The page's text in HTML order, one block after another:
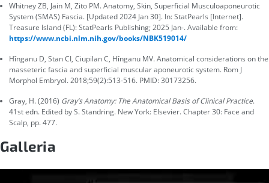
Whitney ZB, Jain M, Zito PM. Anatomy, Skin, Superficial Musculoaponeurotic
System (SMAS) Fascia. [Updated 2024 Jan 30]. In: StatPearls [Internet].
Treasure Island (FL): StatPearls Publishing; 2025 Jan-. Available from:
https://www.ncbi.nlm.nih.gov/books/NBK519014/
Hînganu D, Stan CI, Ciupilan C, Hînganu MV. Anatomical considerations on the
masseteric fascia and superficial muscular aponeurotic system. Rom J
Morphol Embryol. 2018;59(2):513-516. PMID: 30173256.
Gray, H. (2016) Gray’s Anatomy: The Anatomical Basis of Clinical Practice.
41st edn. Edited by S. Standring. New York: Elsevier. Chapter 30: Face and
Scalp, pp. 477.
Galleria